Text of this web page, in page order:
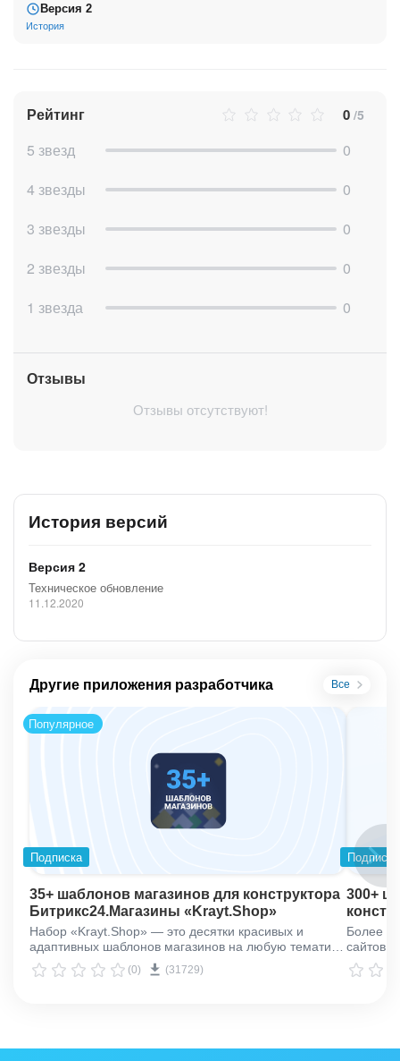
Версия 2
История
Рейтинг 0 /5
5 звезд
0
4 звезды
0
3 звезды
0
2 звезды
0
1 звезда
0
Отзывы
Отзывы отсутствуют!
История версий
Версия 2
Техническое обновление
11.12.2020
Другие приложения разработчика Все
Популярное
Подписка
35+ шаблонов магазинов для конструктора
Битрикс24.Магазины «Krayt.Shop»
Набор «Krayt.Shop» — это десятки красивых и
адаптивных шаблонов магазинов на любую тематику.
1 минута на создание, пара дней на запуск.
(0) (31729)
Подписка
300+
Более
сайтов